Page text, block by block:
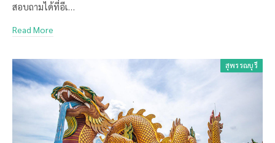
สอบถามได้ที่อีเ…
Read More
สุพรรณบุรี